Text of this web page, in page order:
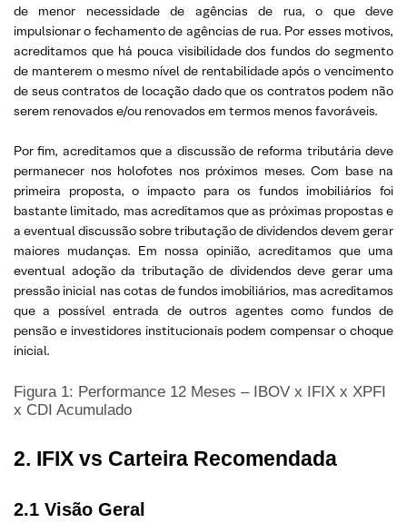
de menor necessidade de agências de rua, o que deve
impulsionar o fechamento de agências de rua. Por esses motivos,
acreditamos que há pouca visibilidade dos fundos do segmento
de manterem o mesmo nível de rentabilidade após o vencimento
de seus contratos de locação dado que os contratos podem não
serem renovados e/ou renovados em termos menos favoráveis.
Por fim, acreditamos que a discussão de reforma tributária deve
permanecer nos holofotes nos próximos meses. Com base na
primeira proposta, o impacto para os fundos imobiliários foi
bastante limitado, mas acreditamos que as próximas propostas e
a eventual discussão sobre tributação de dividendos devem gerar
maiores mudanças. Em nossa opinião, acreditamos que uma
eventual adoção da tributação de dividendos deve gerar uma
pressão inicial nas cotas de fundos imobiliários, mas acreditamos
que a possível entrada de outros agentes como fundos de
pensão e investidores institucionais podem compensar o choque
inicial.
Figura 1: Performance 12 Meses – IBOV x IFIX x XPFI
x CDI Acumulado
2. IFIX vs Carteira Recomendada
2.1 Visão Geral